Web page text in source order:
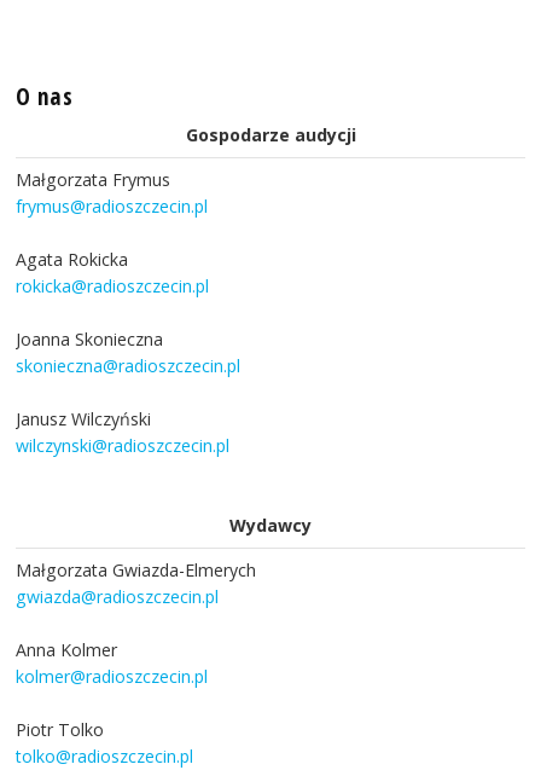
O nas
Gospodarze audycji
Małgorzata Frymus
frymus@radioszczecin.pl
Agata Rokicka
rokicka@radioszczecin.pl
Joanna Skonieczna
skonieczna@radioszczecin.pl
Janusz Wilczyński
wilczynski@radioszczecin.pl
Wydawcy
Małgorzata Gwiazda-Elmerych
gwiazda@radioszczecin.pl
Anna Kolmer
kolmer@radioszczecin.pl
Piotr Tolko
tolko@radioszczecin.pl